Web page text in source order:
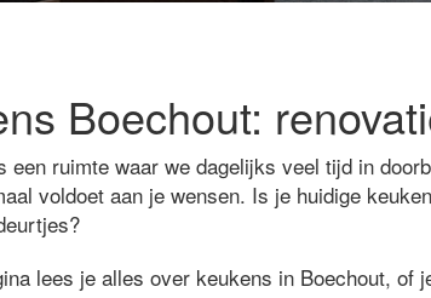
Boechout:
een ruimte waar we dagelijks veel tijd in
voldoet aan je wensen. Is je huidige
lees je alles over keukens in Boechout, of